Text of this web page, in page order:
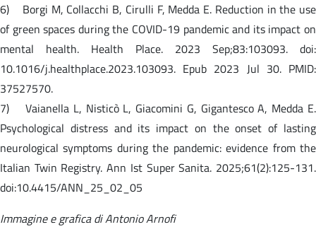
6) Borgi M, Collacchi B, Cirulli F, Medda E. Reduction in the use
of green spaces during the COVID-19 pandemic and its impact on
mental health. Health Place. 2023 Sep;83:103093. doi:
10.1016/j.healthplace.2023.103093. Epub 2023 Jul 30. PMID:
37527570.
7) Vaianella L, Nisticò L, Giacomini G, Gigantesco A, Medda E.
Psychological distress and its impact on the onset of lasting
neurological symptoms during the pandemic: evidence from the
Italian Twin Registry. Ann Ist Super Sanita. 2025;61(2):125-131.
doi:10.4415/ANN_25_02_05
Immagine e grafica di Antonio Arnofi